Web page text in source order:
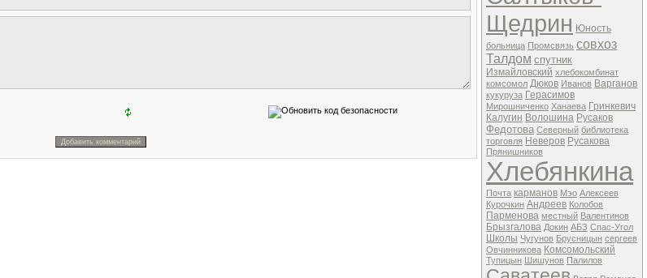
Щедрин Юность
больница Промсвязь совхоз
Талдом спутник
Измайловский хлебокомбинат
комсомол Дюков Иванов Варганов
кукуруза Герасимов
Мирошниченко Ханаева Гринкевич
Калугин Волошина Русаков
Федотова Северный библиотека
торговля Неверов Русакова
Прянишников
Хлебянкина
Почта карманов Мэо Алексеев
Курочкин Андреев Колобов
Парменова местный Валентинов
Брызгалова Докин АБЗ Спас-Угол
Школы Чугунов Брусницын сергеев
Овчинникова Комсомольский
Тупицын Шишунов Палилов